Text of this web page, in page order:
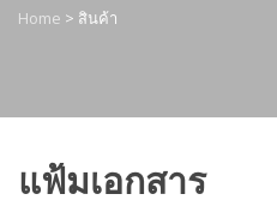
Home > สินค้า
แฟ้มเอกสาร